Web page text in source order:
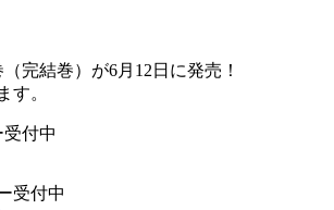
完結巻）が6月12日に発売！
す。
付中
受付中